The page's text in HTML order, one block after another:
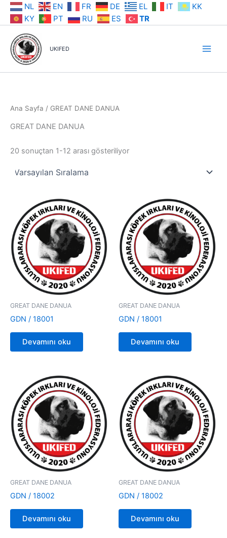
İçeriğe NL EN FR DE EL IT
KK
KY
PT RU ES TR
UKIFED
Ana Sayfa / GREAT DANE DANUA
GREAT DANE DANUA
20 sonuçtan 1-12 arası gösteriliyor
GREAT DANE DANUA
GDN / 18001
Devamını oku
GREAT DANE DANUA
GDN / 18001
Devamını oku
GREAT DANE DANUA
GDN / 18002
Devamını oku
GREAT DANE DANUA
GDN / 18002
Devamını oku